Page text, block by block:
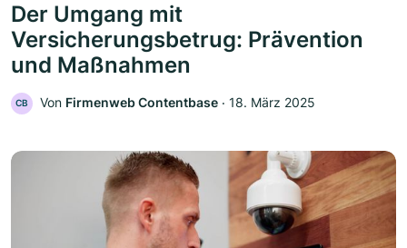
Der Umgang mit
Versicherungsbetrug: Prävention
und Maßnahmen
CB Von Firmenweb Contentbase ‧ 18. März 2025